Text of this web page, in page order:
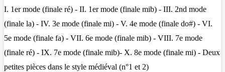
I. 1er mode (finale ré) - II. 1er mode (finale mib) - III. 2nd mode
(finale la) - IV. 3e mode (finale mi) - V. 4e mode (finale do#) - VI.
5e mode (finale fa) - VII. 6e mode (finale mib) - VIII. 7e mode
(finale ré) - IX. 7e mode (finale mib)- X. 8e mode (finale mi) - Deux
petites pièces dans le style médiéval (n°1 et 2)